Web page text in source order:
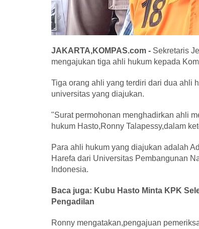
JAKARTA,KOMPAS.com - Sekretaris
mengajukan tiga ahli hukum kepada
Tiga orang ahli yang terdiri dari dua ahli
universitas yang diajukan.
"Surat permohonan menghadirkan ahli
hukum Hasto,Ronny Talapessy,dalam
Para ahli hukum yang diajukan adalah
Harefa dari Universitas Pembangunan
Indonesia.
Baca juga: Kubu Hasto Minta KPK
Pengadilan
Ronny mengatakan,pengajuan